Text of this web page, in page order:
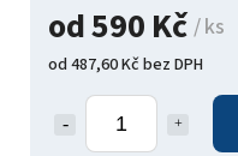
od590 Kč / ks
od487,60 Kčbez DPH